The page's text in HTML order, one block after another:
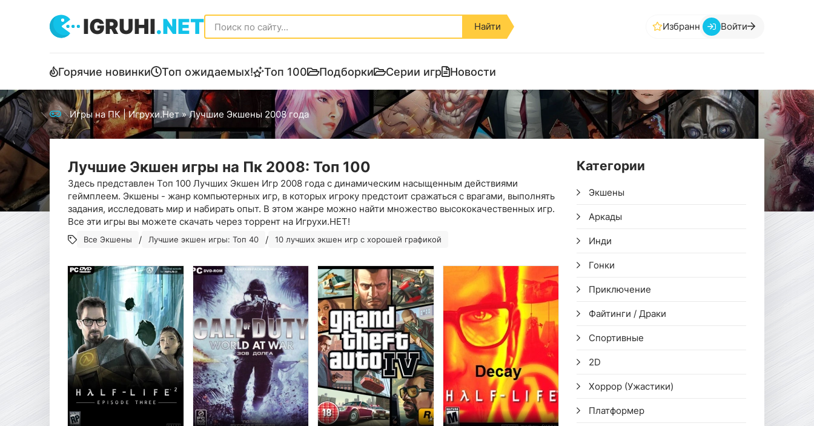
IGRUHI.NET Найти Избранное Войти
Горячие новинки Топ ожидаемых! Топ 100 Подборки Серии игр Новости
Игры на ПК | Игрухи.Нет» Лучшие Экшены 2008 года
Лучшие Экшен игры на Пк 2008: Топ 100
Здесь представлен Топ 100 Лучших Экшен Игр 2008 года с динамическим насыщенным действиями
геймплеем. Экшены - жанр компьютерных игр, в которых игроку предстоит сражаться с врагами, выполнять
задания, исследовать мир и набирать опыт. В этом жанре можно найти множество высококачественных игр.
Все эти игры вы можете скачать через торрент на Игрухи.НЕТ!
Все Экшены / Лучшие экшен игры: Топ 40 / 10 лучших экшен игр с хорошей графикой
Категории
Экшены
Аркады
Инди
Гонки
Приключение
Файтинги / Драки
Спортивные
2D
Хоррор (Ужастики)
Платформер